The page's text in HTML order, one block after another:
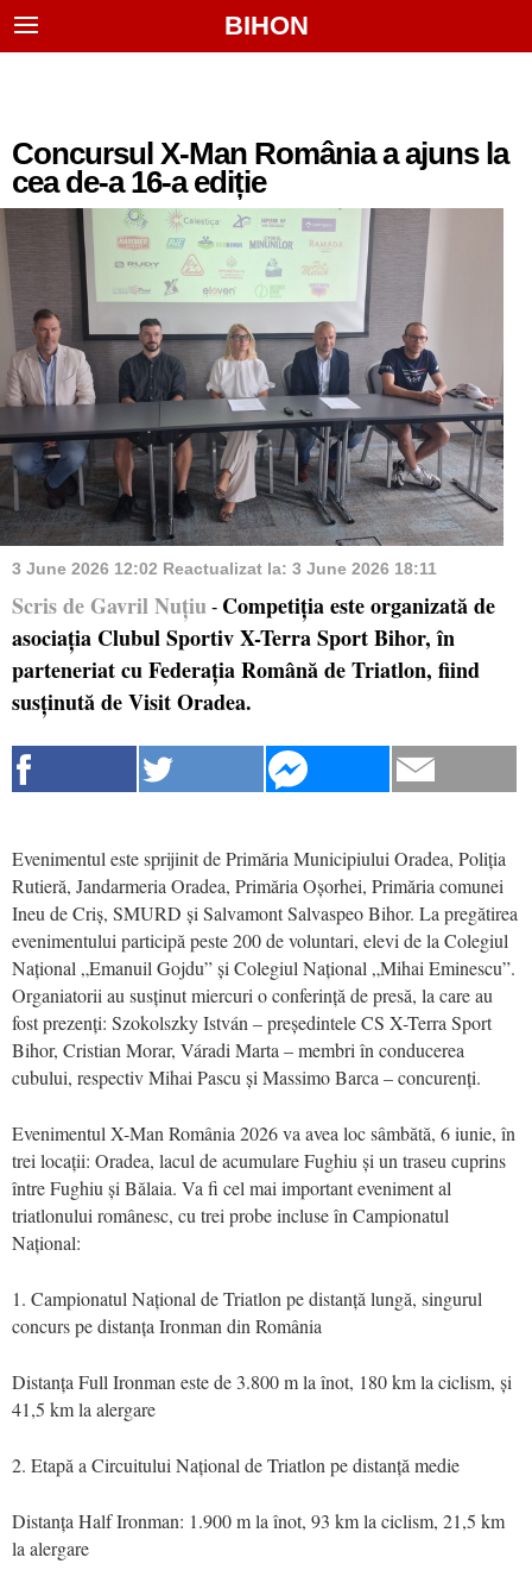
BIHON
Concursul X-Man România a ajuns la
cea de-a 16-a ediție
3 June 2026 12:02 Reactualizat la: 3 June 2026 18:11
Scris de Gavril Nuțiu - Competiția este organizată de
asociația Clubul Sportiv X-Terra Sport Bihor, în
parteneriat cu Federația Română de Triatlon, fiind
susținută de Visit Oradea.
Evenimentul este sprijinit de Primăria Municipiului Oradea, Poliția
Rutieră, Jandarmeria Oradea, Primăria Oșorhei, Primăria comunei
Ineu de Criș, SMURD și Salvamont Salvaspeo Bihor. La pregătirea
evenimentului participă peste 200 de voluntari, elevi de la Colegiul
Național „Emanuil Gojdu” și Colegiul Național „Mihai Eminescu”.
Organiatorii au susținut miercuri o conferință de presă, la care au
fost prezenți: Szokolszky István – președintele CS X-Terra Sport
Bihor, Cristian Morar, Váradi Marta – membri în conducerea
cubului, respectiv Mihai Pascu și Massimo Barca – concurenți.
Evenimentul X-Man România 2026 va avea loc sâmbătă, 6 iunie, în
trei locații: Oradea, lacul de acumulare Fughiu și un traseu cuprins
între Fughiu și Bălaia. Va fi cel mai important eveniment al
triatlonului românesc, cu trei probe incluse în Campionatul
Național:
1. Campionatul Național de Triatlon pe distanță lungă, singurul
concurs pe distanța Ironman din România
Distanța Full Ironman este de 3.800 m la înot, 180 km la ciclism, și
41,5 km la alergare
2. Etapă a Circuitului Național de Triatlon pe distanță medie
Distanța Half Ironman: 1.900 m la înot, 93 km la ciclism, 21,5 km
la alergare